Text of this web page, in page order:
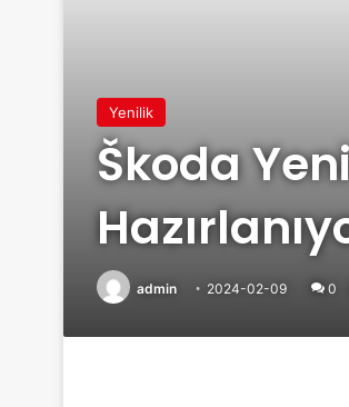
Yenilik
Škoda
admin 2024-02-09 0